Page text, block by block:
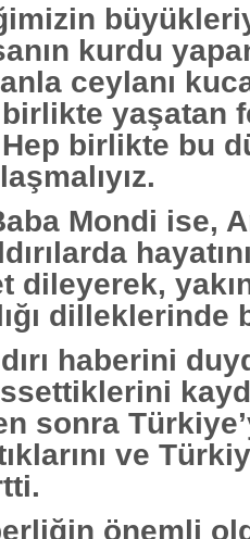
kurdu
ceylanı
yaşatan
Hep birlikte bu
Mondi ise,
dileyerek,
dilleklerinde
haberini
sonra
ve
önemli